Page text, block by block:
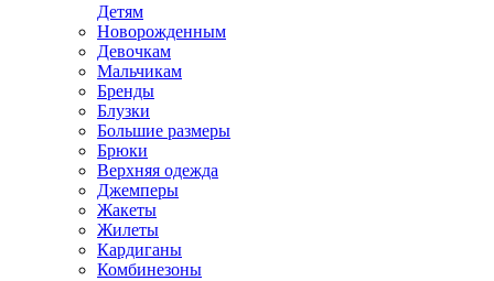
Детям
Новорожденным
Девочкам
Мальчикам
Бренды
Блузки
Большие размеры
Брюки
Верхняя одежда
Джемперы
Жакеты
Жилеты
Кардиганы
Комбинезоны